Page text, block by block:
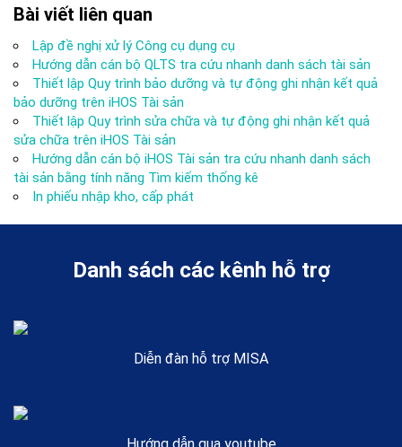
Bài viết liên quan
Lập đề nghị xử lý Công cụ dụng cụ
Hướng dẫn cán bộ QLTS tra cứu nhanh danh sách tài sản
Thiết lập Quy trình bảo dưỡng và tự động ghi nhận kết quả
bảo dưỡng trên iHOS Tài sản
Thiết lập Quy trình sửa chữa và tự động ghi nhận kết quả
sửa chữa trên iHOS Tài sản
Hướng dẫn cán bộ iHOS Tài sản tra cứu nhanh danh sách
tài sản bằng tính năng Tìm kiếm thống kê
In phiếu nhập kho, cấp phát
Danh sách các kênh hỗ trợ
Diễn đàn hỗ trợ MISA